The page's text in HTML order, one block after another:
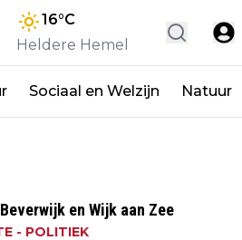
16°C
Heldere Hemel
Sociaal en Welzijn Natuur
en Wijk aan Zee
- POLITIEK